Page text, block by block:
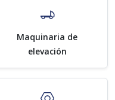
Maquinaria de
elevación